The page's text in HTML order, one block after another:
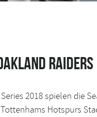
Raiders
2018 spielen die
Hotspurs